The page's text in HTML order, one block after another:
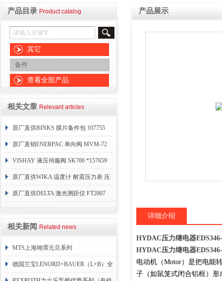
产品目录 Product catalog
其它
备件
查看全部产品
相关文章 Relevant articles
原厂直供BINKS 膜片备件包 107755
原厂直销ENERPAC 单向阀 MVM-72
VISHAY 液压伺服阀 SK700 *157659
原厂直供WIKA 温度计 耐震压力表 压
力开关 变送器
原厂直供DELTA 激光测距仪 FT2007
相关新闻 Related news
MTS上海翊霈元旦系列
RHM3050MR081A01
德国兰宝LENORD+BAUER（L+B）全
产品展示
详细介绍
HYDAC压力继电器
HYDAC压力继电器
电动机（Motor）是把电能
子（如鼠笼式闭合铝框）